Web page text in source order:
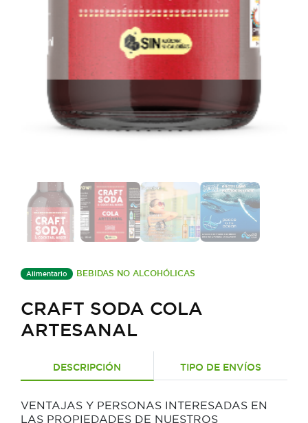
Alimentario BEBIDAS NO ALCOHÓLICAS
CRAFT SODA COLA
ARTESANAL
DESCRIPCIÓN TIPO DE ENVÍOS
VENTAJAS Y PERSONAS INTERESADAS EN
LAS PROPIEDADES DE NUESTROS